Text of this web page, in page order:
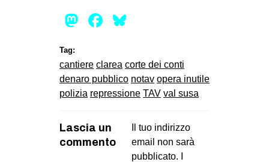
Mastodon
Facebook
Tag:
cantiere clarea corte dei conti
denaro pubblico notav opera inutile
polizia repressione TAV val susa
Lascia un
commento
Il tuo indirizzo
email non sarà
pubblicato.